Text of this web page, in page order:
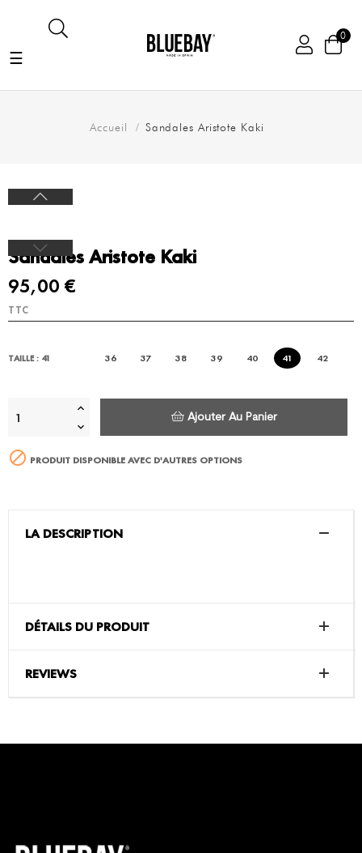
0
Basculer
navigation
☰
Accueil Sandales Aristote Kaki
Sandales Aristote Kaki
95,00 €
TTC
TAILLE : 41 36 37 38 39 40 41 42
Ajouter Au Panier
 PRODUIT DISPONIBLE AVEC D'AUTRES OPTIONS
LA DESCRIPTION
DÉTAILS DU PRODUIT
REVIEWS